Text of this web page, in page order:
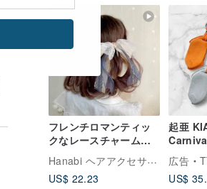
フレンチロマンティッ
クなレースチャームバ
ナナクリップ（Z6-2）
シュシュ ヘアゴム ポニ
ーテールクリップ ヘア
Hanabi ヘアアクセサリー
US$ 22.23
起亜
ース キ
広告
US$